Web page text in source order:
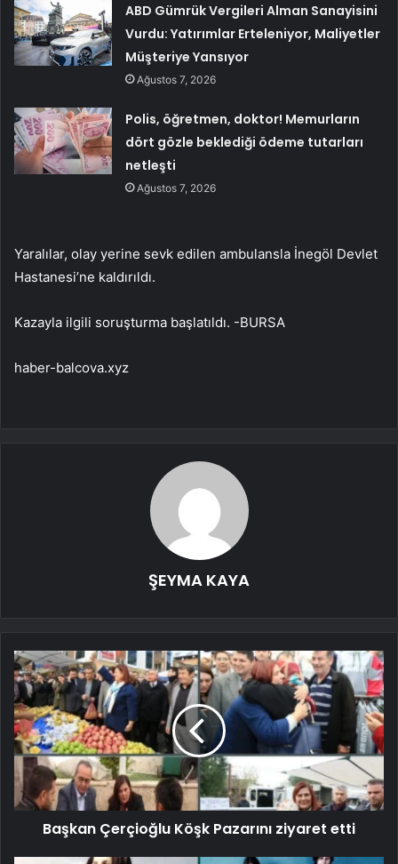
ABD Gümrük Vergileri Alman Sanayisini
Vurdu: Yatırımlar Erteleniyor, Maliyetler
Müşteriye Yansıyor
Ağustos 7, 2026
Polis, öğretmen, doktor! Memurların
dört gözle beklediği ödeme tutarları
netleşti
Ağustos 7, 2026
Yaralılar, olay yerine sevk edilen ambulansla İnegöl Devlet
Hastanesi’ne kaldırıldı.
Kazayla ilgili soruşturma başlatıldı. -BURSA
haber-balcova.xyz
ŞEYMA KAYA
Başkan Çerçioğlu Köşk Pazarını ziyaret etti